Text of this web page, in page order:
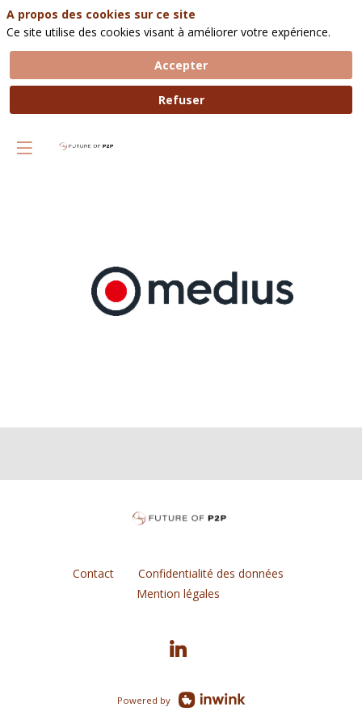
Contact
Confidentialité des données
Mention légales
Powered by
A propos des cookies sur ce site
Ce site utilise des cookies visant à améliorer votre expérience.
Accepter
Refuser